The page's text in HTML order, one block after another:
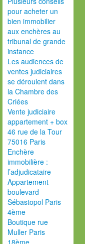
pour acheter un
bien immobilier
aux enchères au
tribunal de grande
instance
Les audiences de
ventes judiciaires
se déroulent dans
la Chambre des
Criées
Vente judiciaire
appartement + box
46 rue de la Tour
75016 Paris
Enchère
immobilière :
l’adjudicataire
Appartement
boulevard
Sébastopol Paris
4ème
Boutique rue
Muller Paris
18ème